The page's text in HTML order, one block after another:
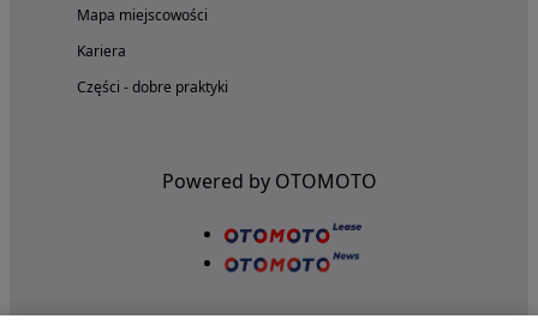
Mapa miejscowości
Kariera
Części - dobre praktyki
Powered by OTOMOTO